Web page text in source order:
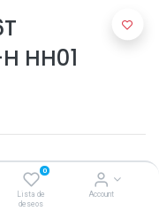
0
Lista de
deseos
Account
HH01